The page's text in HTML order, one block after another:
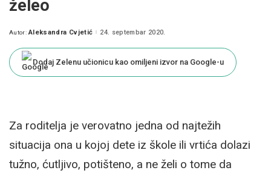
želeo
Posted
Autor: Aleksandra Cvjetić 24. septembar 2020.
Dodaj Zelenu učionicu kao omiljeni izvor na Google-u
Za roditelja je verovatno jedna od najtežih
situacija ona u kojoj dete iz škole ili vrtića dolazi
tužno, ćutljivo, potišteno, a ne želi o tome da